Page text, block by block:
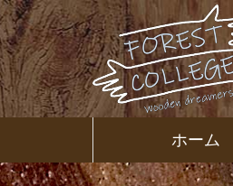
コ
ン
テ
ン
ツ
本
文
ス
キ
㈱ＦＯＲ
ホーム